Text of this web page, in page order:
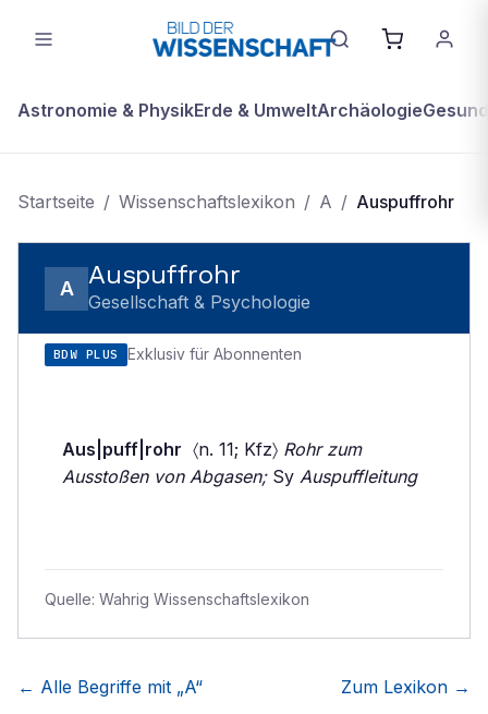
Astronomie & PhysikErde & UmweltArchäologie
Startseite / Wissenschaftslexikon / A / Auspuffrohr
A Auspuffrohr
Gesellschaft & Psychologie
BDW PLUS Exklusiv für Abonnenten
Aus|puff|rohr 〈n. 11; Kfz〉 Rohr zum
Ausstoßen von Abgasen;Sy Auspuffleitung
Quelle: Wahrig Wissenschaftslexikon
← Alle Begriffe mit „A“ Zum Lexikon →